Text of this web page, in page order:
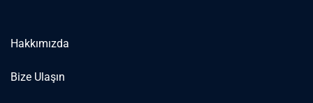
Hakkımızda
Bize Ulaşın